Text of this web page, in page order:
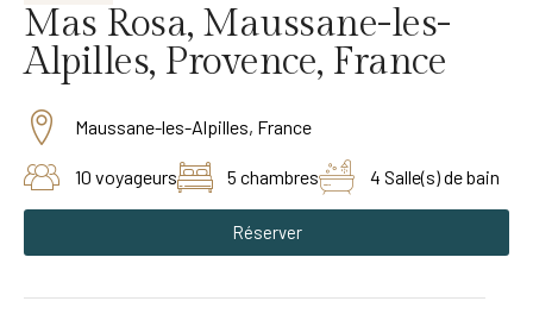
Mas Rosa, Maussane-les-
Alpilles, Provence, France
Maussane-les-Alpilles, France
10 voyageurs 5 chambres 4 Salle(s) de bain
Réserver